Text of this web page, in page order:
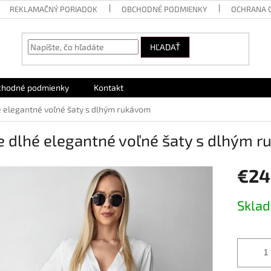
REKLAMAČNÝ PORIADOK OBCHODNÉ PODMIENKY OCHRANA
HĽADAŤ
podmienky Kontakt
elegantné voľné šaty s dlhým rukávom
dlhé elegantné voľné šaty s dlhým
cena: